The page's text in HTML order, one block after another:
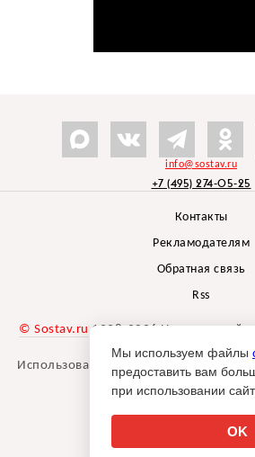
info@sostav.ru
+7 (495) 274-05-25
Контакты
Рекламодателям
Обратная связь
Rss
© Sostav.ru 1998-2026 Независимый
агентства Depot
Использование материалов Sostav.ru
указании
Мы используем файлы
предоставить вам
при использовании
OK